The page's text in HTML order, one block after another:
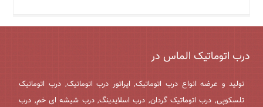
درب اتوماتیک الماس در
تولید و عرضه انواع درب اتوماتیک, اپراتور درب اتوماتیک, درب اتوماتیک
تلسکوپی, درب اتوماتیک گردان, درب اسلایدینگ, درب شیشه ای خم, درب